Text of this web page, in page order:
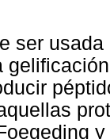
ser